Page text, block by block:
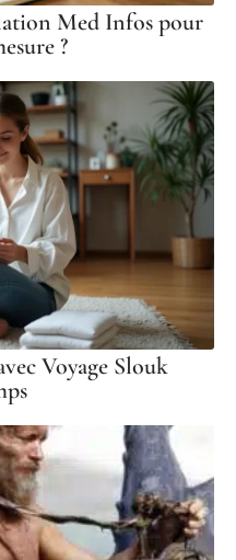
Med Infos pour
?
Voyage Slouk